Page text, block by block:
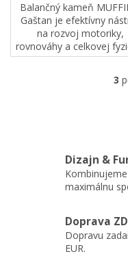
Balančný kameň
Gaštan je efektívny
na rozvoj motoriky,
rovnováhy a celkovej
kondície. Pomáha pri
prispieva k
3
Dizajn &
maximálnu
Doprava
Dopravu
EUR.